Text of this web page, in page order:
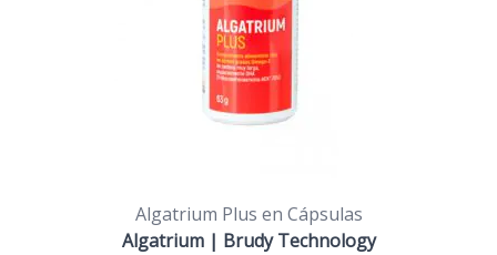
Algatrium Plus en Cápsulas
Algatrium | Brudy Technology